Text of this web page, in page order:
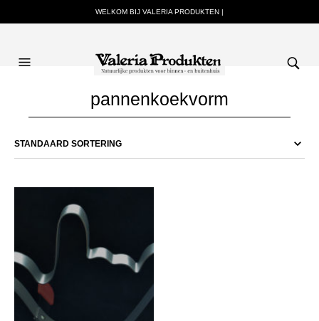
WELKOM BIJ VALERIA PRODUKTEN |
pannenkoekvorm